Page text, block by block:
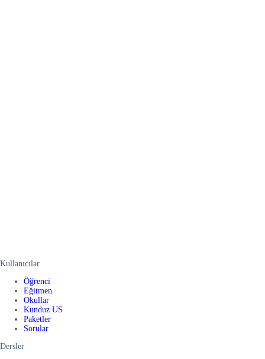
Kullanıcılar
Öğrenci
Eğitmen
Okullar
Kunduz US
Paketler
Sorular
Dersler